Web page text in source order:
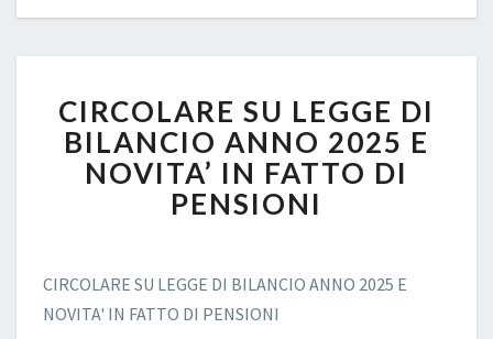
SU
LEGGE
DI
BILANCIO
ANNO
NOVITA’
IN
FATTO
CIRCOLARE SU LEGGE DI
BILANCIO ANNO 2025 E
NOVITA’ IN FATTO DI
PENSIONI
CIRCOLARE SU LEGGE DI BILANCIO ANNO 2025 E
NOVITA' IN FATTO DI PENSIONI